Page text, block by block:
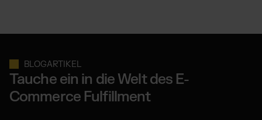
BLOGARTIKEL
Tauche ein in die Welt des E-
Commerce Fulfillment